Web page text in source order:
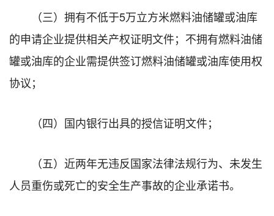
（三）拥有不低于5万立方米燃料油储罐或油库
的申请企业提供相关产权证明文件；不拥有燃料油储
罐或油库的企业需提供签订燃料油储罐或油库使用权
协议；
（四）国内银行出具的授信证明文件；
（五）近两年无违反国家法律法规行为、未发生
人员重伤或死亡的安全生产事故的企业承诺书。